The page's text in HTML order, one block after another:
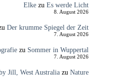
Elkezu Es werde Licht
8. August 2026
Der krumme Spiegel der Zeit
7. August 2026
zu Sommer in Wuppertal
7. August 2026
Jill, West Australiazu Nature